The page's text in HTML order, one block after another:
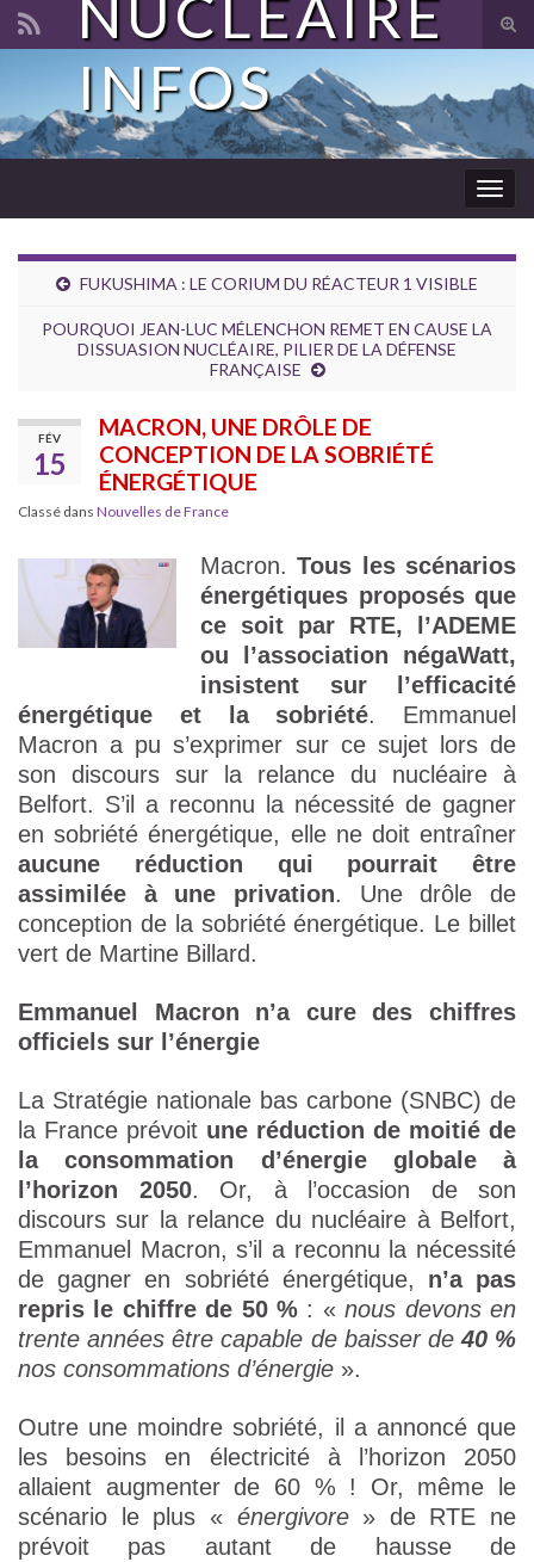
Search for:
NUCLÉAIRE
INFOS
FUKUSHIMA : LE CORIUM DU RÉACTEUR 1 VISIBLE
POURQUOI JEAN-LUC MÉLENCHON REMET EN CAUSE LA
DISSUASION NUCLÉAIRE, PILIER DE LA DÉFENSE
FRANÇAISE
FÉV
15
MACRON, UNE DRÔLE DE
CONCEPTION DE LA SOBRIÉTÉ
ÉNERGÉTIQUE
Classé dans Nouvelles de France
Macron.Tous les scénarios
énergétiques proposés que
ce soit par RTE, l’ADEME
ou l’association négaWatt,
insistent sur l’efficacité
énergétique et la sobriété. Emmanuel
Macron a pu s’exprimer sur ce sujet lors de
son discours sur la relance du nucléaire à
Belfort. S’il a reconnu la nécessité de gagner
en sobriété énergétique, elle ne doit entraîner
aucune réduction qui pourrait être
assimilée à une privation. Une drôle de
conception de la sobriété énergétique. Le billet
vert de Martine Billard.
Emmanuel Macron n’a cure des chiffres
officiels sur l’énergie
La Stratégie nationale bas carbone (SNBC) de
la France prévoit une réduction de moitié de
la consommation d’énergie globale à
l’horizon 2050. Or, à l’occasion de son
discours sur la relance du nucléaire à Belfort,
Emmanuel Macron, s’il a reconnu la nécessité
de gagner en sobriété énergétique, n’a pas
repris le chiffre de 50 % : «nous devons en
trente années être capable de baisser de40 %
nos consommations d’énergie ».
Outre une moindre sobriété, il a annoncé que
les besoins en électricité à l’horizon 2050
allaient augmenter de 60 % ! Or, même le
scénario le plus « énergivore» de RTE ne
prévoit pas autant de hausse de